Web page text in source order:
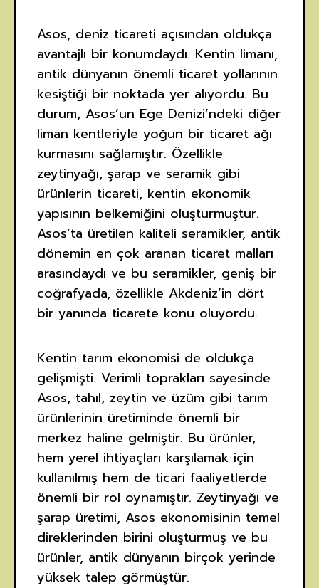
Asos, deniz ticareti açısından oldukça
avantajlı bir konumdaydı. Kentin limanı,
antik dünyanın önemli ticaret yollarının
kesiştiği bir noktada yer alıyordu. Bu
durum, Asos’un Ege Denizi’ndeki diğer
liman kentleriyle yoğun bir ticaret ağı
kurmasını sağlamıştır. Özellikle
zeytinyağı, şarap ve seramik gibi
ürünlerin ticareti, kentin ekonomik
yapısının belkemiğini oluşturmuştur.
Asos’ta üretilen kaliteli seramikler, antik
dönemin en çok aranan ticaret malları
arasındaydı ve bu seramikler, geniş bir
coğrafyada, özellikle Akdeniz’in dört
bir yanında ticarete konu oluyordu.
Kentin tarım ekonomisi de oldukça
gelişmişti. Verimli toprakları sayesinde
Asos, tahıl, zeytin ve üzüm gibi tarım
ürünlerinin üretiminde önemli bir
merkez haline gelmiştir. Bu ürünler,
hem yerel ihtiyaçları karşılamak için
kullanılmış hem de ticari faaliyetlerde
önemli bir rol oynamıştır. Zeytinyağı ve
şarap üretimi, Asos ekonomisinin temel
direklerinden birini oluşturmuş ve bu
ürünler, antik dünyanın birçok yerinde
yüksek talep görmüştür.